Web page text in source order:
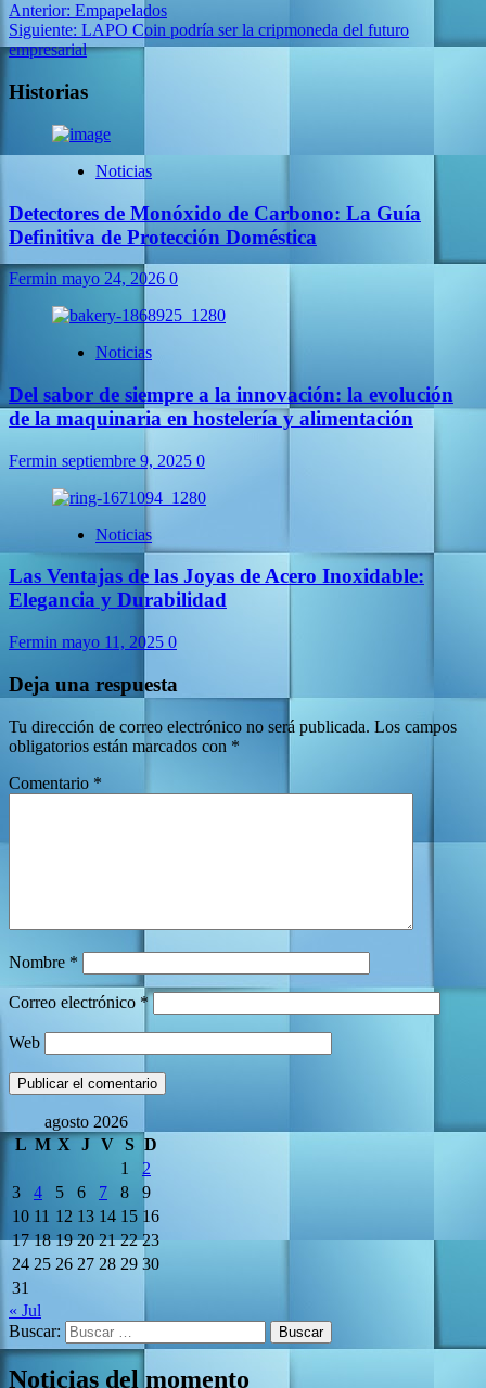
Anterior: Empapelados
Siguiente: LAPO Coin podría ser la cripmoneda del futuro
empresarial
Historias
Noticias
Detectores de Monóxido de Carbono: La Guía
Definitiva de Protección Doméstica
Fermin mayo 24, 2026 0
Noticias
Del sabor de siempre a la innovación: la evolución
de la maquinaria en hostelería y alimentación
Fermin septiembre 9, 2025 0
Noticias
Las Ventajas de las Joyas de Acero Inoxidable:
Elegancia y Durabilidad
Fermin mayo 11, 2025 0
Deja una respuesta
Tu dirección de correo electrónico no será publicada. Los campos
obligatorios están marcados con *
Comentario *
Nombre *
Correo electrónico *
Web
agosto 2026
L M X J V S D
1
2
3
4 5 6 7 8
9
10 11 12 13 14 15 16
17 18 19 20 21 22 23
24 25 26 27 28 29 30
31
« Jul
Buscar:
Noticias del momento